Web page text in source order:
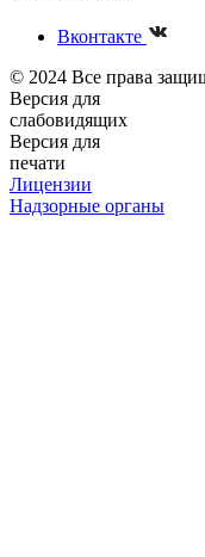
Вконтакте
© 2024 Все права
Версия для
слабовидящих
Версия для
печати
Лицензии
Надзорные органы